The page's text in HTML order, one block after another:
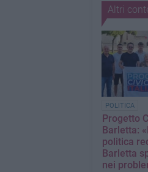
Altri
POLITICA
Progetto
Barletta:
politica
Barletta
nei